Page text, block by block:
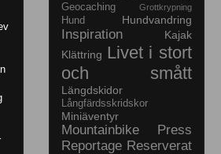
Geocaching Grottkrypning
Hund Hundvandring
Inspiration
Kajak
Klättring Livet i stort
och smått
Längdskidor
Långfärdsskridskor
Miniäventyr
Mountainbike
Press
Reportage Reserverat